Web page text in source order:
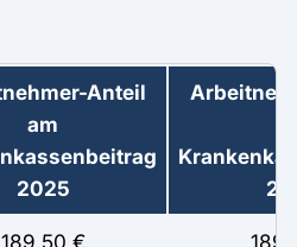
Anteil
am
2025
189,50 €